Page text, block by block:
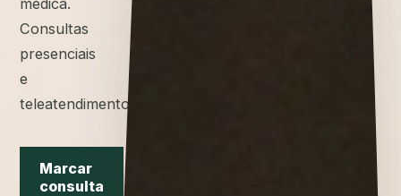
médica.
Consultas
presenciais
e
teleatendimento.
Marcar
consulta